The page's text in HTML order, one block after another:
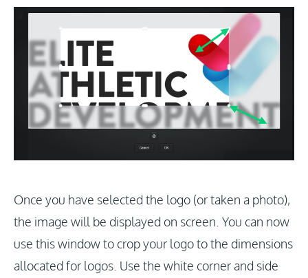
Once you have selected the logo (or taken a photo),
the image will be displayed on screen. You can now
use this window to crop your logo to the dimensions
allocated for logos. Use the white corner and side